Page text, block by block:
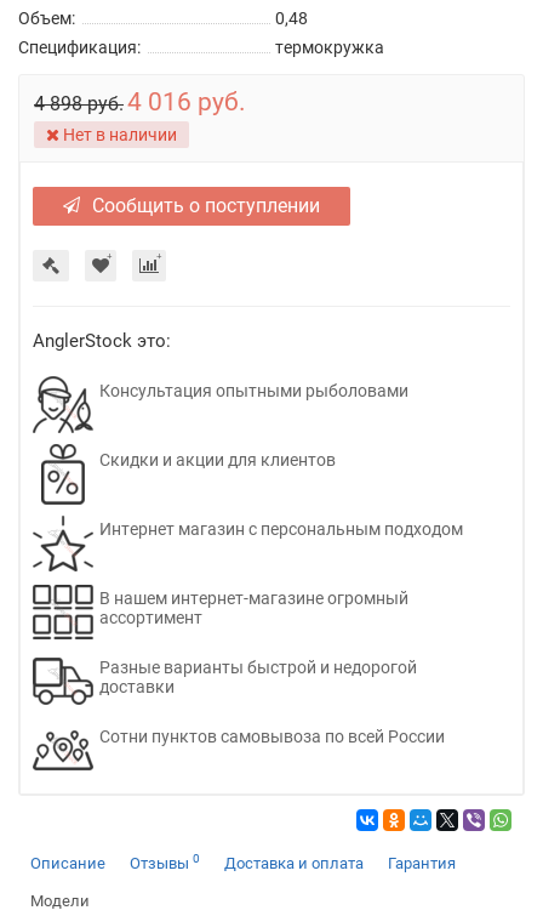
Объем:
0,48
Спецификация:
термокружка
4 898 руб.4 016 руб.
Нет в наличии
Сообщить о поступлении
AnglerStock это:
Консультация опытными рыболовами
Скидки и акции для клиентов
Интернет магазин с персональным подходом
В нашем интернет-магазине огромный
ассортимент
Разные варианты быстрой и недорогой
доставки
Сотни пунктов самовывоза по всей России
Описание Отзывы 0 Доставка и оплата Гарантия
Модели